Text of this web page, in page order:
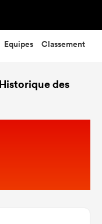
Equipes Classement
des